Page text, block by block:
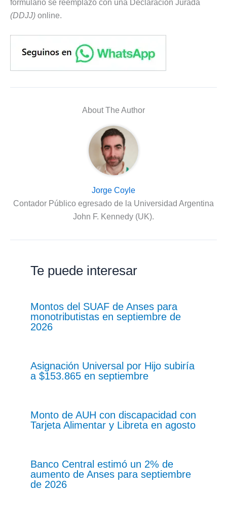
formulario se reemplazó con una Declaración Jurada
(DDJJ) online.
About The Author
Jorge Coyle
Contador Público egresado de la Universidad Argentina
John F. Kennedy (UK).
Te puede interesar
Montos del SUAF de Anses para
monotributistas en septiembre de
2026
Asignación Universal por Hijo subiría
a $153.865 en septiembre
Monto de AUH con discapacidad con
Tarjeta Alimentar y Libreta en agosto
Banco Central estimó un 2% de
aumento de Anses para septiembre
de 2026